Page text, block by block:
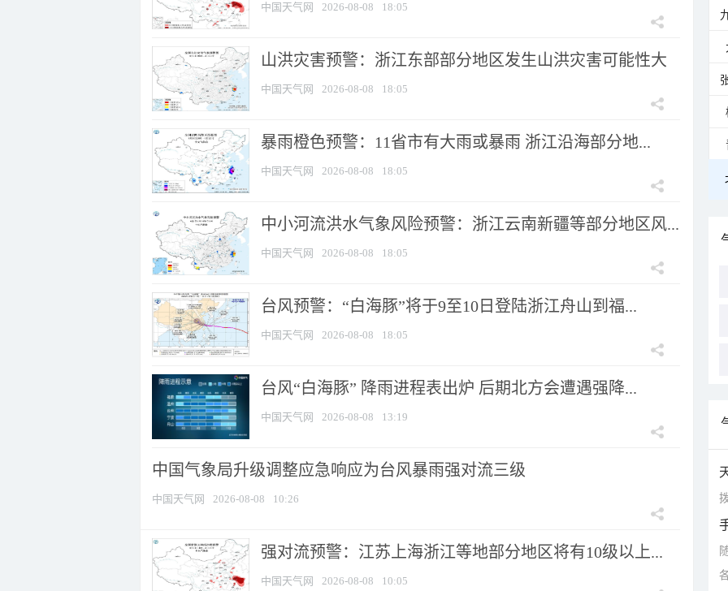
中国天气网 2026-08-08 18:05
山洪灾害预警：浙江东部部分地区发生山洪灾害可能性大
中国天气网 2026-08-08 18:05
暴雨橙色预警：11省市有大雨或暴雨 浙江沿海部分地...
中国天气网 2026-08-08 18:05
中小河流洪水气象风险预警：浙江云南新疆等部分地区风...
中国天气网 2026-08-08 18:05
台风预警：“白海豚”将于9至10日登陆浙江舟山到福...
中国天气网 2026-08-08 18:05
台风“白海豚” 降雨进程表出炉 后期北方会遭遇强降...
中国天气网 2026-08-08 13:19
中国气象局升级调整应急响应为台风暴雨强对流三级
中国天气网 2026-08-08 10:26
强对流预警：江苏上海浙江等地部分地区将有10级以上...
中国天气网 2026-08-08 10:05